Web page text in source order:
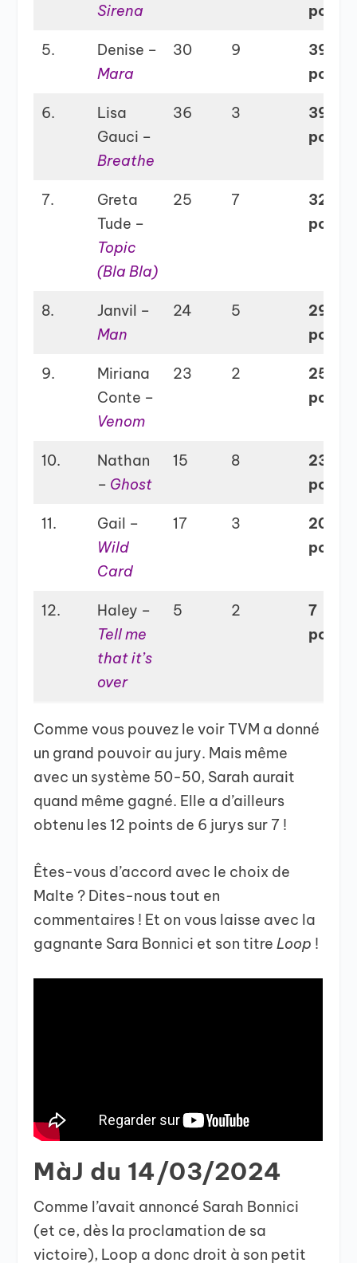
Sirena
points
5.
Denise –
Mara
30 9
39
points
6.
Lisa
Gauci –
Breathe
36 3
39
points
7.
Greta
Tude –
Topic
(Bla Bla)
25 7
32
points
8.
Janvil –
Man
24 5
29
points
9.
Miriana
Conte –
Venom
23 2
25
points
10.
Nathan
– Ghost
15 8
23
points
11.
Gail –
Wild
Card
17 3
20
points
12.
Haley –
Tell me
that it’s
over
5 2
7
points
Comme vous pouvez le voir TVM a donné
un grand pouvoir au jury. Mais même
avec un système 50-50, Sarah aurait
quand même gagné. Elle a d’ailleurs
obtenu les 12 points de 6 jurys sur 7 !
Êtes-vous d’accord avec le choix de
Malte ? Dites-nous tout en
commentaires ! Et on vous laisse avec la
gagnante Sara Bonnici et son titreLoop !
MàJ du 14/03/2024
Comme l’avait annoncé Sarah Bonnici
(et ce, dès la proclamation de sa
victoire), Loop a donc droit à son petit